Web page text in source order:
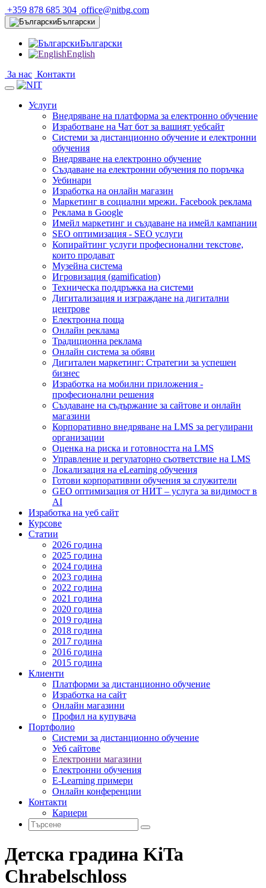
+359 878 685 304 office@nitbg.com
Български
Български
English
За нас Контакти
Услуги
Внедряване на платформа за електронно обучение
Изработване на Чат бот за вашият уебсайт
Системи за дистанционно обучение и електронни
обучения
Внедряване на електронно обучение
Създаване на електронни обучения по поръчка
Уебинари
Изработка на онлайн магазин
Маркетинг в социални мрежи. Facebook реклама
Реклама в Google
Имейл маркетинг и създаване на имейл кампании
SEO оптимизация - SEO услуги
Копирайтинг услуги професионални текстове,
които продават
Музейна система
Игровизация (gamification)
Техническа поддръжка на системи
Дигитализация и изграждане на дигитални
центрове
Електронна поща
Онлайн реклама
Традиционна реклама
Онлайн система за обяви
Дигитален маркетинг: Стратегии за успешен
бизнес
Изработка на мобилни приложения -
професионални решения
Създаване на съдържание за сайтове и онлайн
магазини
Корпоративно внедряване на LMS за регулирани
организации
Оценка на риска и готовността на LMS
Управление и регулаторно съответствие на LMS
Локализация на eLearning обучения
Готови корпоративни обучения за служители
GEO оптимизация от НИТ – услуга за видимост в
AI
Изработка на уеб сайт
Курсове
Статии
2026 година
2025 година
2024 година
2023 година
2022 година
2021 година
2020 година
2019 година
2018 година
2017 година
2016 година
2015 година
Клиенти
Платформи за дистанционно обучение
Изработка на сайт
Онлайн магазини
Профил на купувача
Портфолио
Системи за дистанционно обучение
Уеб сайтове
Електронни магазини
Електронни обучения
E-Learning примери
Онлайн конференции
Контакти
Кариери
Детска градина KiTa
Chrabelschloss